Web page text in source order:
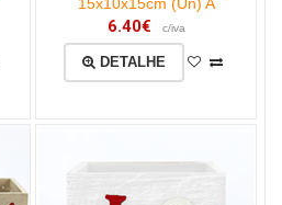
15x10x15cm (Un) A
6.40€ c/iva
DETALHE